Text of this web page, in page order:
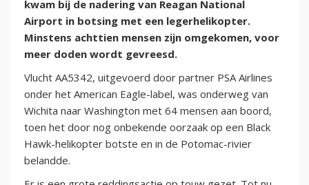
kwam bij de nadering van Reagan National
Airport in botsing met een legerhelikopter.
Minstens achttien mensen zijn omgekomen, voor
meer doden wordt gevreesd.
Vlucht AA5342, uitgevoerd door partner PSA Airlines
onder het American Eagle-label, was onderweg van
Wichita naar Washington met 64 mensen aan boord,
toen het door nog onbekende oorzaak op een Black
Hawk-helikopter botste en in de Potomac-rivier
belandde.